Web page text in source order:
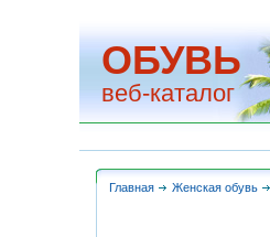
ОБУВЬ
веб-каталог
Главная Женская обувь